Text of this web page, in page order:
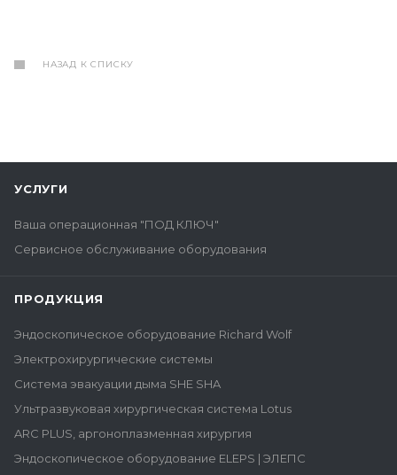
НАЗАД К СПИСКУ
УСЛУГИ
Ваша операционная "ПОД КЛЮЧ"
Сервисное обслуживание оборудования
ПРОДУКЦИЯ
Эндоскопическое оборудование Richard Wolf
Электрохирургические системы
Система эвакуации дыма SHE SHA
Ультразвуковая хирургическая система Lotus
ARC PLUS, аргоноплазменная хирургия
Эндоскопическое оборудование ELEPS | ЭЛЕПС